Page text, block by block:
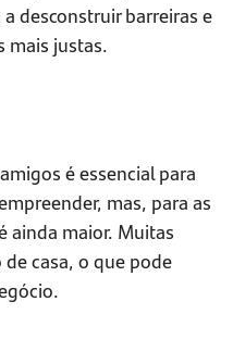
desconstruir barreiras e
mais justas.
é essencial para
mas, para as
ainda maior. Muitas
casa, o que pode